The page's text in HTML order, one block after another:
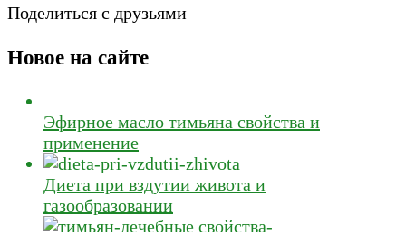
Поделиться с друзьями
Новое на сайте
Эфирное масло тимьяна свойства и
применение
Диета при вздутии живота и
газообразовании